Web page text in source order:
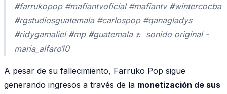
#farrukopop #mafiantvoficial #mafiantv #wintercocba
#rgstudiosguatemala #carlospop #qanagladys
#ridygamaliel #mp #guatemala ♬ sonido original -
maria_alfaro10
A pesar de su fallecimiento, Farruko Pop sigue
generando ingresos a través de la monetización de sus